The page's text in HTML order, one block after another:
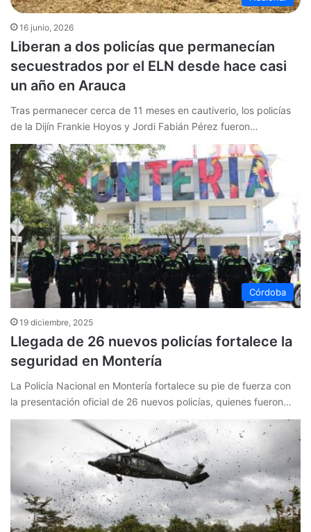
16 junio, 2026
Liberan a dos policías que permanecían
secuestrados por el ELN desde hace casi
un año en Arauca
Tras permanecer cerca de 11 meses en cautiverio, los policías
de la Dijín Frankie Hoyos y Jordi Fabián Pérez fueron…
Córdoba
19 diciembre, 2025
Llegada de 26 nuevos policías fortalece la
seguridad en Montería
La Policía Nacional en Montería fortalece su pie de fuerza con
la presentación oficial de 26 nuevos policías, quienes fueron…